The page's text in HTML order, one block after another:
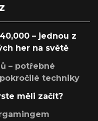
– jednou z
her na světě
– potřebné
techniky
měli začít?